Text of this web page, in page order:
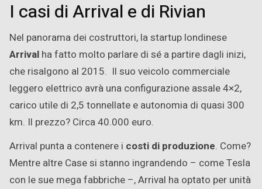
I casi di Arrival e di Rivian
Nel panorama dei costruttori, la startup londinese
Arrival ha fatto molto parlare di sé a partire dagli inizi,
che risalgono al 2015. Il suo veicolo commerciale
leggero elettrico avrà una configurazione assale 4×2,
carico utile di 2,5 tonnellate e autonomia di quasi 300
km. Il prezzo? Circa 40.000 euro.
Arrival punta a contenere i costi di produzione. Come?
Mentre altre Case si stanno ingrandendo – come Tesla
con le sue mega fabbriche –, Arrival ha optato per unità